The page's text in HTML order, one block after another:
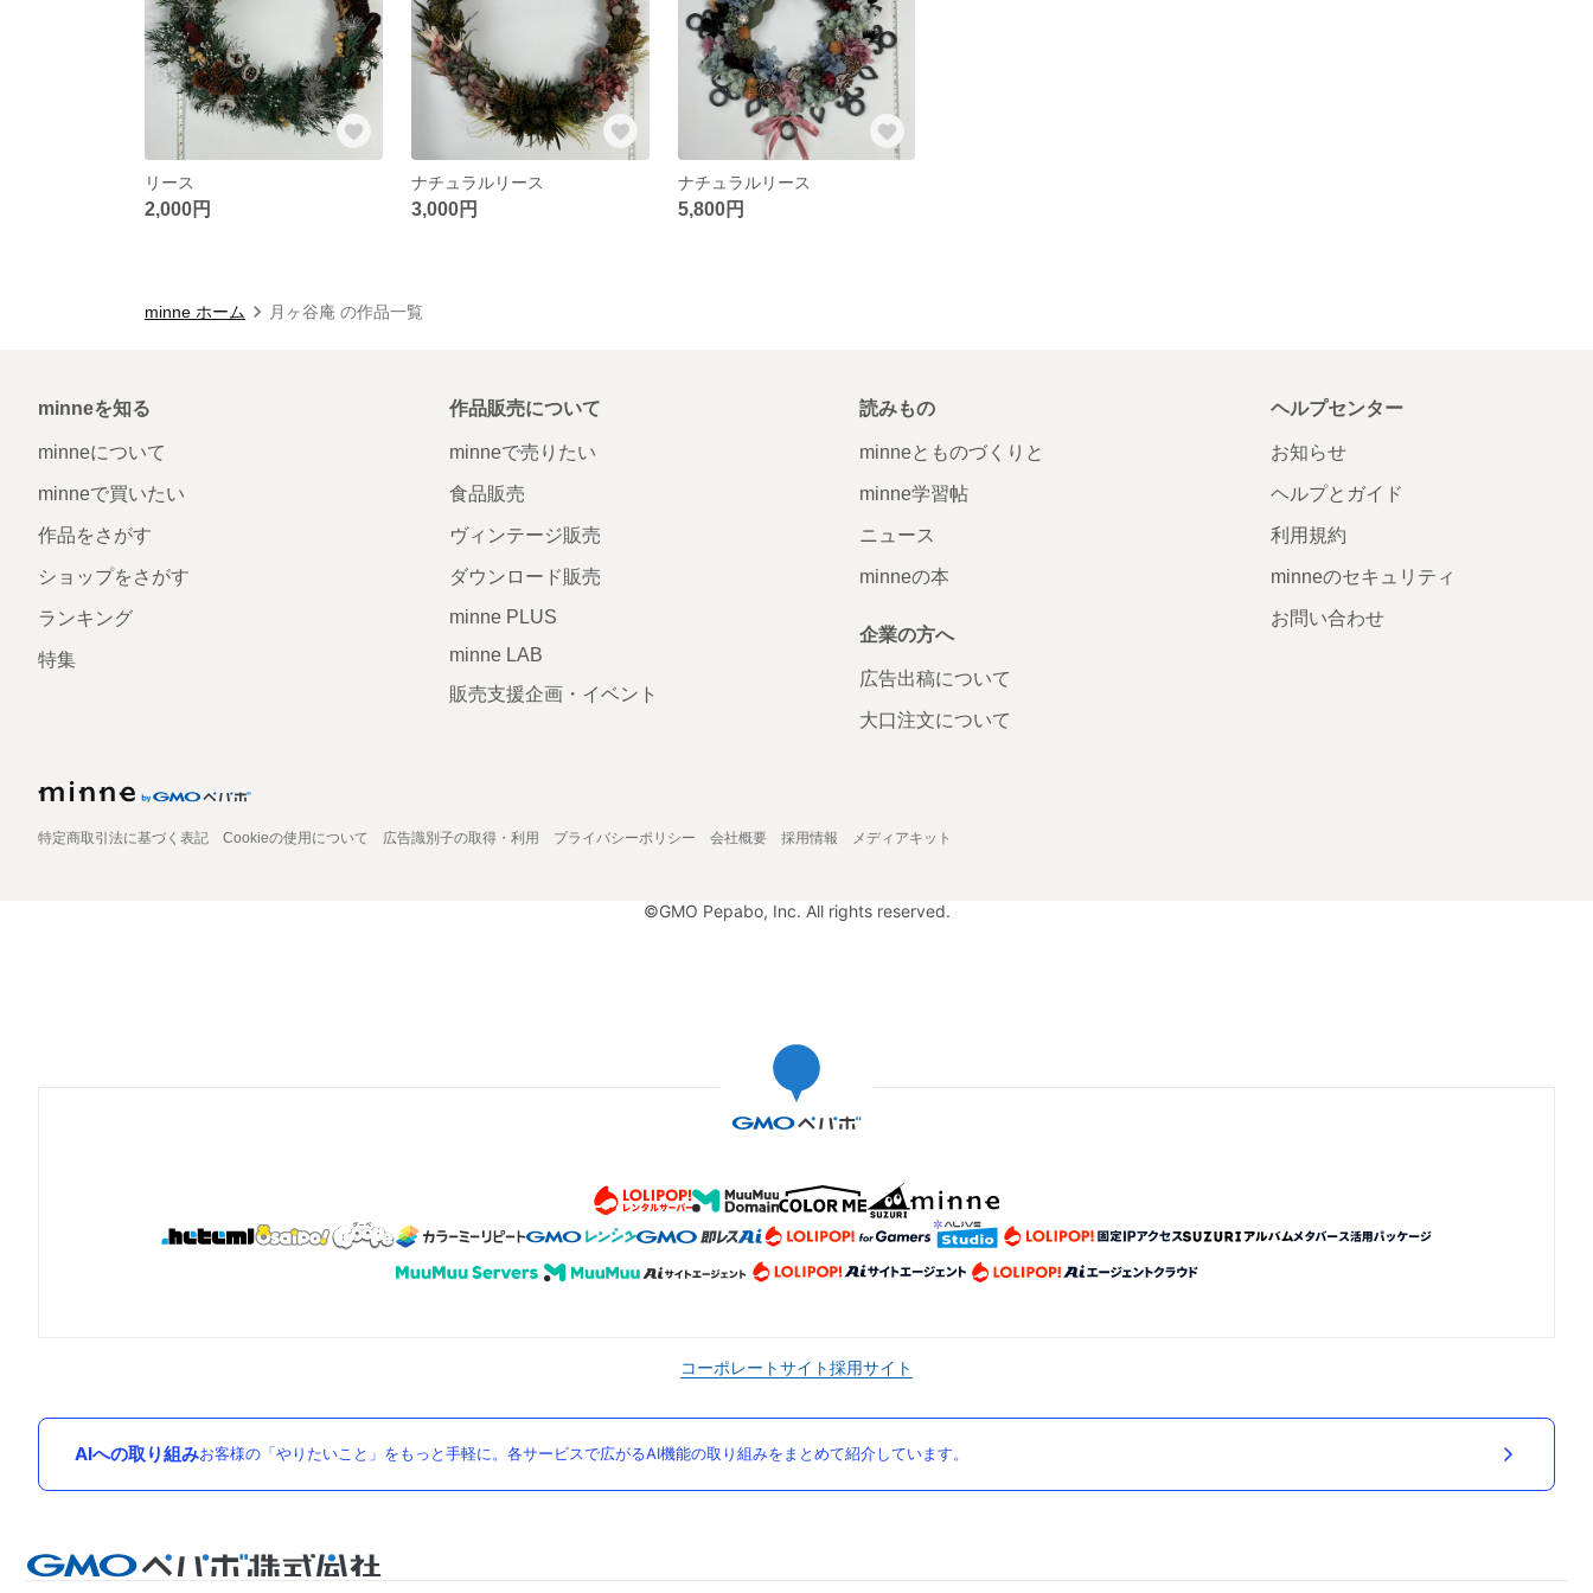
リース
2,000円
ナチュラルリース
3,000円
ナチュラルリース
5,800円
minne ホーム 月ヶ谷庵 の作品一覧
minneを知る
minneについて
minneで買いたい
作品をさがす
ショップをさがす
ランキング
特集
作品販売について
minneで売りたい
食品販売
ヴィンテージ販売
ダウンロード販売
minne PLUS
minne LAB
販売支援企画・イベント
読みもの
minneとものづくりと
minne学習帖
ニュース
minneの本
企業の方へ
広告出稿について
大口注文について
ヘルプセンター
お知らせ
ヘルプとガイド
利用規約
minneのセキュリティ
お問い合わせ
特定商取引法に基づく表記 Cookieの使用について 広告識別子の取得・利用 プライバシーポリシー 会社概要 採用情報 メディアキット
©GMO Pepabo, Inc. All rights reserved.
コーポレートサイト採用サイト
AIへの取り組みお客様の「やりたいこと」をもっと手軽に。各サービスで広がるAI機能の取り組みをまとめて紹介しています。